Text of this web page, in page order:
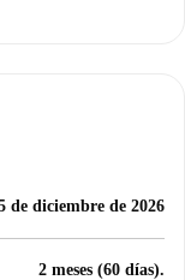
de diciembre de 2026
2 meses (60 días).